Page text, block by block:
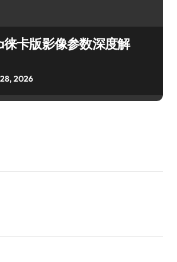
卡版影像参数深度解
2026